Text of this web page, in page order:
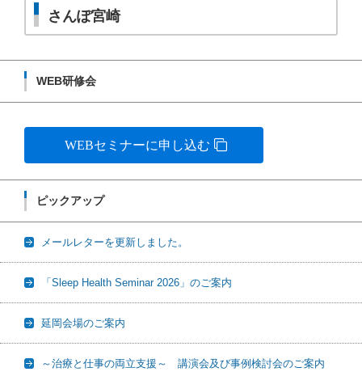
さんぽ宮崎
WEB研修会
WEBセミナーに申し込む
ピックアップ
メールレターを更新しました。
「Sleep Health Seminar 2026」のご案内
延岡会場のご案内
～治療と仕事の両立支援～ 講演会及び事例検討会のご案内